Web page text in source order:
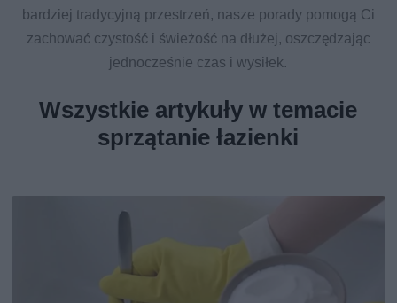
bardziej tradycyjną przestrzeń, nasze porady pomogą Ci
zachować czystość i świeżość na dłużej, oszczędzając
jednocześnie czas i wysiłek.
Wszystkie artykuły w temacie
sprzątanie łazienki